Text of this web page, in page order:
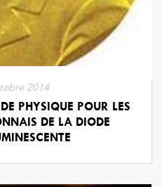
PHYSIQUE POUR LES
DE LA DIODE
2014